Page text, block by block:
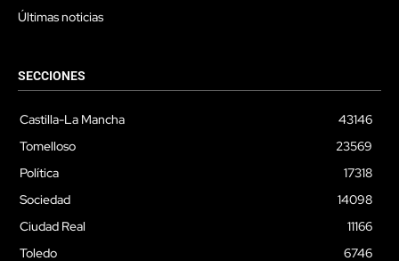
Últimas noticias
SECCIONES
Castilla-La Mancha
43146
Tomelloso
23569
Política
17318
Sociedad
14098
Ciudad Real
11166
Toledo
6746